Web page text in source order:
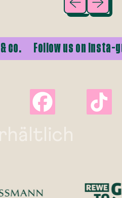
Follow us on Insta-gum